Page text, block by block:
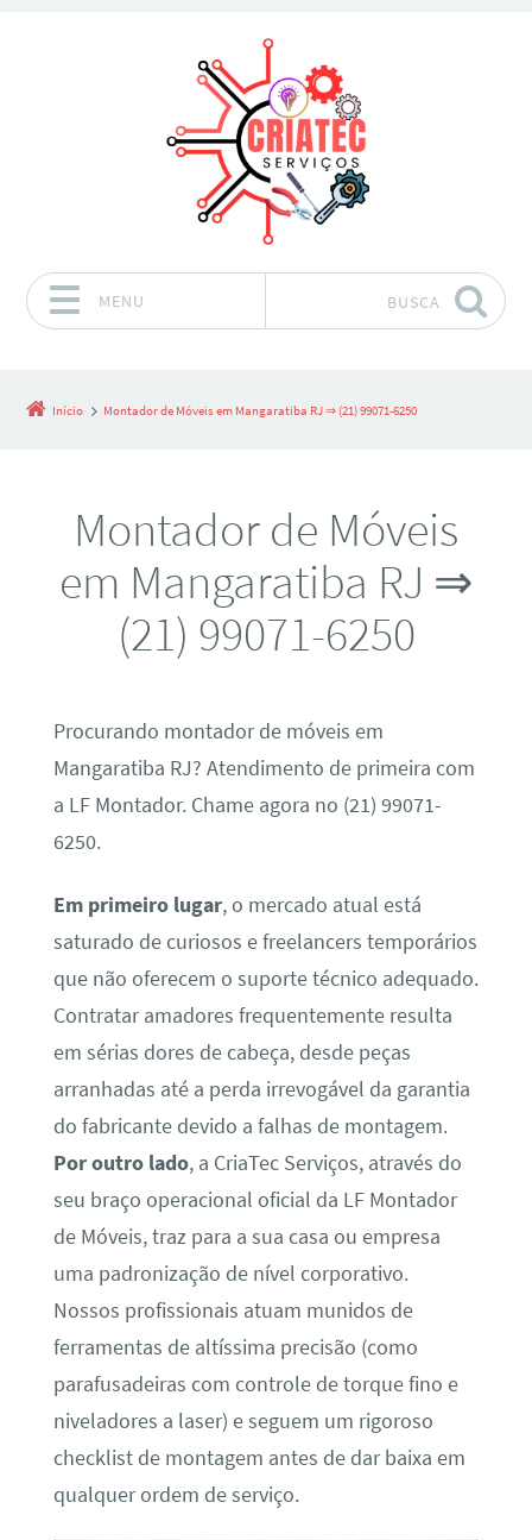
MENU BUSCA
Início Montador de Móveis em Mangaratiba RJ ⇒ (21) 99071-6250
Montador de Móveis
em Mangaratiba RJ ⇒
(21) 99071-6250
Procurando montador de móveis em
Mangaratiba RJ? Atendimento de primeira com
a LF Montador. Chame agora no (21) 99071-
6250.
Em primeiro lugar, o mercado atual está
saturado de curiosos e freelancers temporários
que não oferecem o suporte técnico adequado.
Contratar amadores frequentemente resulta
em sérias dores de cabeça, desde peças
arranhadas até a perda irrevogável da garantia
do fabricante devido a falhas de montagem.
Por outro lado, a CriaTec Serviços, através do
seu braço operacional oficial da LF Montador
de Móveis, traz para a sua casa ou empresa
uma padronização de nível corporativo.
Nossos profissionais atuam munidos de
ferramentas de altíssima precisão (como
parafusadeiras com controle de torque fino e
niveladores a laser) e seguem um rigoroso
checklist de montagem antes de dar baixa em
qualquer ordem de serviço.